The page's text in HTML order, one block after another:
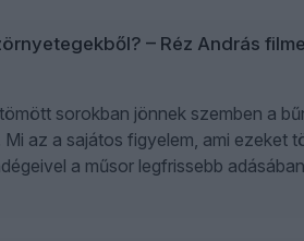
– Réz András
sorokban jönnek szemben a
az a sajátos figyelem, ami ezeket
a műsor legfrissebb